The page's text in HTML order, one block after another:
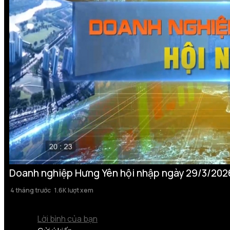
Doanh nghiệp Hưng Yên hội nhập ngày 29/3/
4 tháng trước 1.6K lượt xem
Lời bình của bạn